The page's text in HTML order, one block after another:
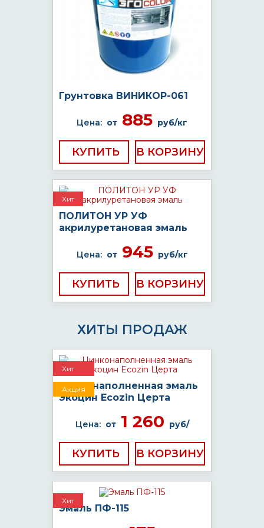
Грунтовка ВИНИКОР-061
Цена: от 885 руб/кг
КУПИТЬ
Хит
ПОЛИТОН УР УФ
акрилуретановая эмаль
Цена: от945 руб/кг
КУПИТЬ
ХИТЫ ПРОДАЖ
Хит
Акция
Цинконаполненная эмаль
Экоцин Ecozin Церта
Цена: от1 260 руб/
КУПИТЬ
Хит
Эмаль ПФ-115